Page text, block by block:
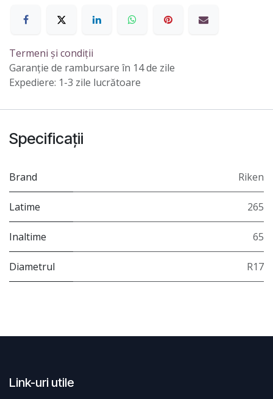
Termeni și condiții
Garanție de rambursare în 14 de zile
Expediere: 1-3 zile lucrătoare
Specificații
Brand Riken
Latime 265
Inaltime 65
Diametrul R17
Link-uri utile